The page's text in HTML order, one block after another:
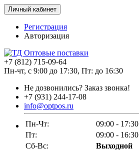
Личный кабинет
Регистрация
Авторизация
+7 (812) 715-09-64
Пн-чт, с 9:00 до 17:30, Пт: до 16:30
Не дозвонились? Заказ звонка!
+7 (931) 244-17-08
info@optpos.ru
Пн-Чт:
09:00 - 17:30
Пт:
09:00 - 16:30
Сб-Вс:
Выходной